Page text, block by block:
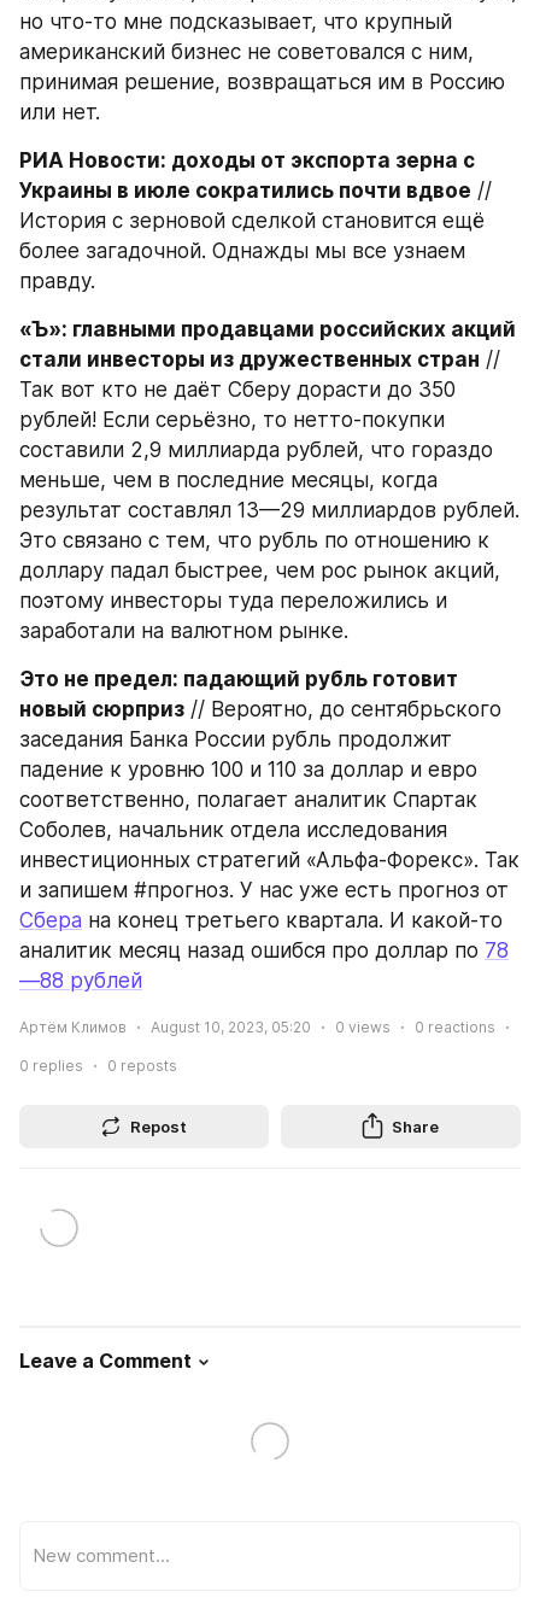
но что-то мне подсказывает, что крупный
американский бизнес не советовался с ним,
принимая решение, возвращаться им в Россию
или нет.
РИА Новости: доходы от экспорта зерна с
Украины в июле сократились почти вдвое //
История с зерновой сделкой становится ещё
более загадочной. Однажды мы все узнаем
правду.
«Ъ»: главными продавцами российских акций
стали инвесторы из дружественных стран //
Так вот кто не даёт Сберу дорасти до 350
рублей! Если серьёзно, то нетто-покупки
составили 2,9 миллиарда рублей, что гораздо
меньше, чем в последние месяцы, когда
результат составлял 13—29 миллиардов рублей.
Это связано с тем, что рубль по отношению к
доллару падал быстрее, чем рос рынок акций,
поэтому инвесторы туда переложились и
заработали на валютном рынке.
Это не предел: падающий рубль готовит
новый сюрприз // Вероятно, до сентябрьского
заседания Банка России рубль продолжит
падение к уровню 100 и 110 за доллар и евро
соответственно, полагает аналитик Спартак
Соболев, начальник отдела исследования
инвестиционных стратегий «Альфа-Форекс». Так
Сбера на конец третьего квартала. И какой-то
аналитик месяц назад ошибся про доллар по 78
—88 рублей
Артём Климов August 10, 2023, 05:20 0 views 0 reactions
0 replies 0 reposts
Repost Share
Leave a Comment